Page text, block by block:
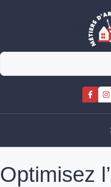
Rechercher
Optimisez